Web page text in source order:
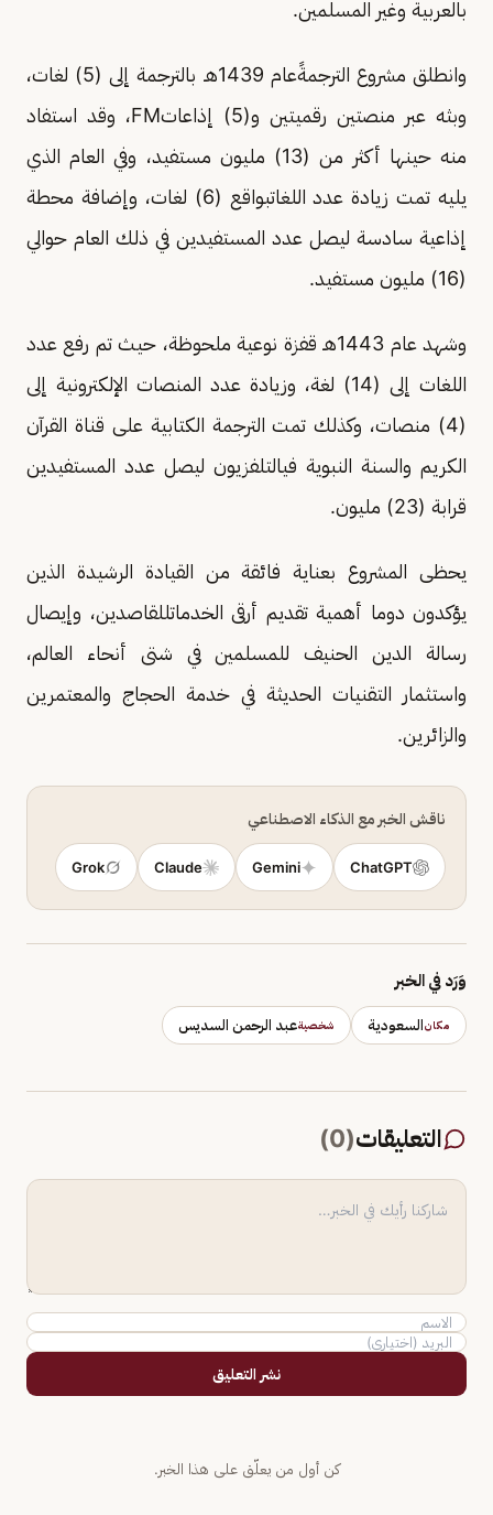
بالعربية وغير المسلمين.
وانطلق مشروع الترجمةًعام 1439هـ بالترجمة إلى (5) لغات،
وبثه عبر منصتين رقميتين و(5) إذاعاتFM، وقد استفاد
منه حينها أكثر من (13) مليون مستفيد، وفي العام الذي
يليه تمت زيادة عدد اللغاتبواقع (6) لغات، وإضافة محطة
إذاعية سادسة ليصل عدد المستفيدين في ذلك العام حوالي
(16) مليون مستفيد.
وشهد عام 1443هـ قفزة نوعية ملحوظة، حيث تم رفع عدد
اللغات إلى (14) لغة، وزيادة عدد المنصات الإلكترونية إلى
(4) منصات، وكذلك تمت الترجمة الكتابية على قناة القرآن
الكريم والسنة النبوية فيالتلفزيون ليصل عدد المستفيدين
قرابة (23) مليون.
يحظى المشروع بعناية فائقة من القيادة الرشيدة الذين
يؤكدون دوما أهمية تقديم أرقى الخدماتللقاصدين، وإيصال
رسالة الدين الحنيف للمسلمين في شتى أنحاء العالم،
واستثمار التقنيات الحديثة في خدمة الحجاج والمعتمرين
والزائرين.
ناقش الخبر مع الذكاء الاصطناعي
ChatGPT
Gemini
Claude
Grok
وَرَد في الخبر
مكانالسعودية شخصيةعبد الرحمن السديس
التعليقات(
0
)
نشر التعليق
كن أول من يعلّق على هذا الخبر.